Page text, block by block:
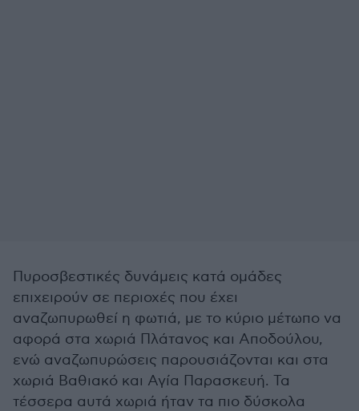
Πυροσβεστικές δυνάμεις κατά ομάδες
επιχειρούν σε περιοχές που έχει
αναζωπυρωθεί η φωτιά, με το κύριο μέτωπο να
αφορά στα χωριά Πλάτανος και Αποδούλου,
ενώ αναζωπυρώσεις παρουσιάζονται και στα
χωριά Βαθιακό και Αγία Παρασκευή. Τα
τέσσερα αυτά χωριά ήταν τα πιο δύσκολα